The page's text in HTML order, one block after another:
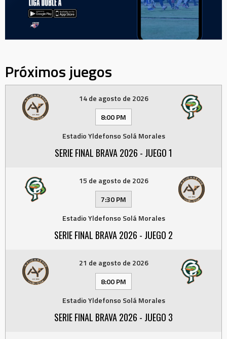
Próximos juegos
14 de agosto de 2026
8:00 PM
Estadio Yldefonso Solá Morales
SERIE FINAL BRAVA 2026 - JUEGO 1
15 de agosto de 2026
7:30 PM
Estadio Yldefonso Solá Morales
SERIE FINAL BRAVA 2026 - JUEGO 2
21 de agosto de 2026
8:00 PM
Estadio Yldefonso Solá Morales
SERIE FINAL BRAVA 2026 - JUEGO 3